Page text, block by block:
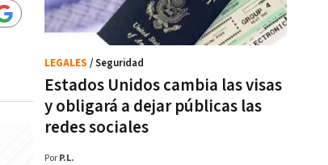
Estados Unidos cambia las visas
y obligará a dejar públicas las
redes sociales
LEGALES / Seguridad
Por P.L.